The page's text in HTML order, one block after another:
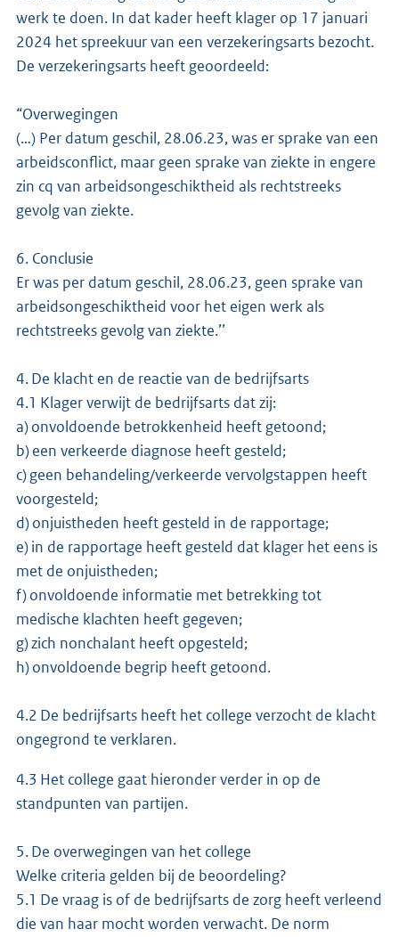
werk te doen. In dat kader heeft klager op 17 januari
2024 het spreekuur van een verzekeringsarts bezocht.
De verzekeringsarts heeft geoordeeld:
“Overwegingen
(…) Per datum geschil, 28.06.23, was er sprake van een
arbeidsconflict, maar geen sprake van ziekte in engere
zin cq van arbeidsongeschiktheid als rechtstreeks
gevolg van ziekte.
6. Conclusie
Er was per datum geschil, 28.06.23, geen sprake van
arbeidsongeschiktheid voor het eigen werk als
rechtstreeks gevolg van ziekte.’’
4. De klacht en de reactie van de bedrijfsarts
4.1 Klager verwijt de bedrijfsarts dat zij:
a) onvoldoende betrokkenheid heeft getoond;
b) een verkeerde diagnose heeft gesteld;
c) geen behandeling/verkeerde vervolgstappen heeft
voorgesteld;
d) onjuistheden heeft gesteld in de rapportage;
e) in de rapportage heeft gesteld dat klager het eens is
met de onjuistheden;
f) onvoldoende informatie met betrekking tot
medische klachten heeft gegeven;
g) zich nonchalant heeft opgesteld;
h) onvoldoende begrip heeft getoond.
4.2 De bedrijfsarts heeft het college verzocht de klacht
ongegrond te verklaren.
4.3 Het college gaat hieronder verder in op de
standpunten van partijen.
5. De overwegingen van het college
Welke criteria gelden bij de beoordeling?
5.1 De vraag is of de bedrijfsarts de zorg heeft verleend
die van haar mocht worden verwacht. De norm